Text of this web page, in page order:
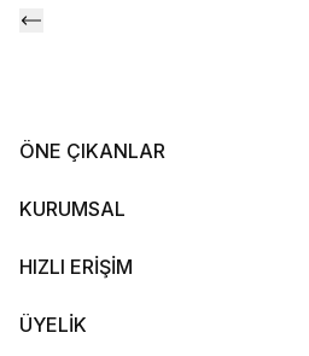
ÖNE ÇIKANLAR
KURUMSAL
HIZLI ERİŞİM
ÜYELİK